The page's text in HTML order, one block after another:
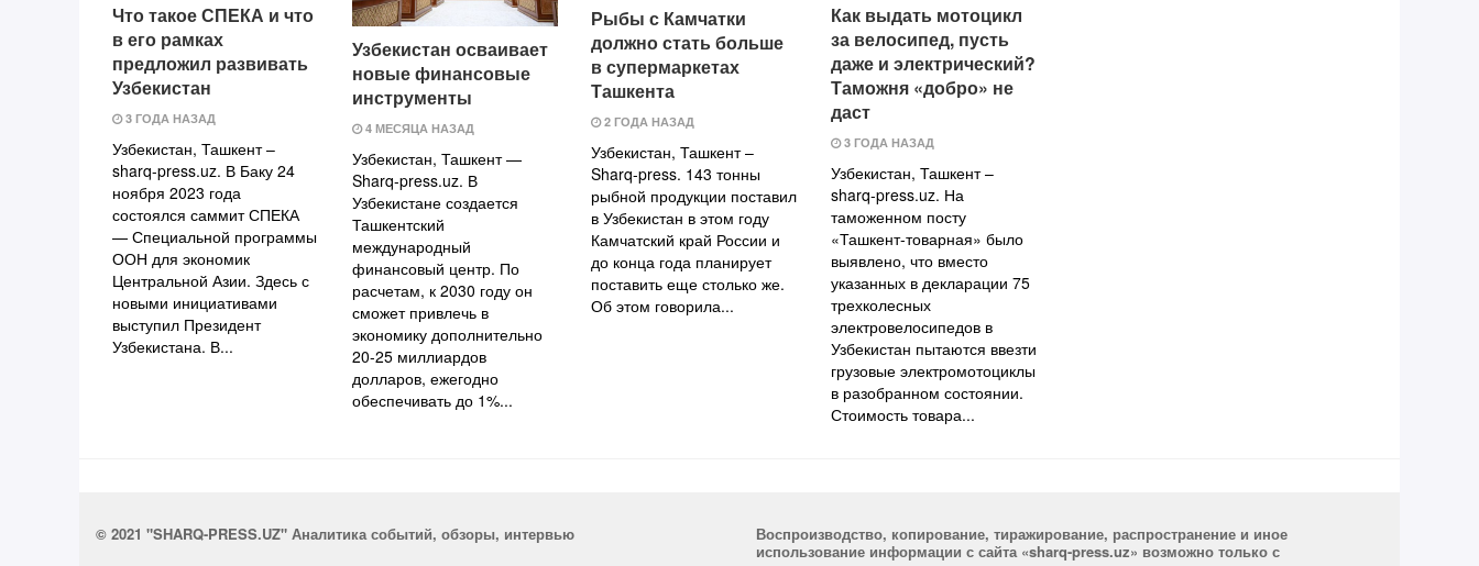
Что такое СПЕКА и что
в его рамках
предложил развивать
Узбекистан
3 ГОДА НАЗАД
Узбекистан, Ташкент –
sharq-press.uz. В Баку 24
ноября 2023 года
состоялся саммит СПЕКА
— Специальной программы
ООН для экономик
Центральной Азии. Здесь с
новыми инициативами
выступил Президент
Узбекистана. В...
Узбекистан осваивает
новые финансовые
инструменты
4 МЕСЯЦА НАЗАД
Узбекистан, Ташкент —
Sharq-press.uz. В
Узбекистане создается
Ташкентский
международный
финансовый центр. По
расчетам, к 2030 году он
сможет привлечь в
экономику дополнительно
20-25 миллиардов
долларов, ежегодно
обеспечивать до 1%...
Рыбы с Камчатки
должно стать больше
в супермаркетах
Ташкента
2 ГОДА НАЗАД
Узбекистан, Ташкент –
Sharq-press. 143 тонны
рыбной продукции поставил
в Узбекистан в этом году
Камчатский край России и
до конца года планирует
поставить еще столько же.
Об этом говорила...
Как выдать мотоцикл
за велосипед, пусть
даже и электрический?
Таможня «добро» не
даст
3 ГОДА НАЗАД
Узбекистан, Ташкент –
sharq-press.uz. На
таможенном посту
«Ташкент-товарная» было
выявлено, что вместо
указанных в декларации 75
трехколесных
электровелосипедов в
Узбекистан пытаются ввезти
грузовые электромотоциклы
в разобранном состоянии.
Стоимость товара...
© 2021 "SHARQ-PRESS.UZ" Аналитика событий, обзоры, интервью
Воспроизводство, копирование, тиражирование, распространение и иное
использование информации с сайта «sharq-press.uz» возможно только с